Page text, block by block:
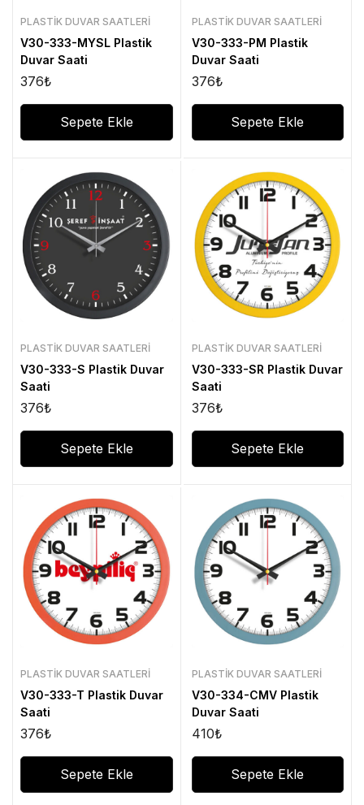
PLASTIK DUVAR SAATLERI
V30-333-MYSL Plastik
Duvar Saati
376₺
Sepete Ekle
PLASTIK DUVAR SAATLERI
V30-333-PM Plastik
Duvar Saati
376₺
Sepete Ekle
PLASTIK DUVAR SAATLERI
V30-333-S Plastik Duvar
Saati
376₺
Sepete Ekle
PLASTIK DUVAR SAATLERI
V30-333-SR Plastik Duvar
Saati
376₺
Sepete Ekle
PLASTIK DUVAR SAATLERI
V30-333-T Plastik Duvar
Saati
376₺
Sepete Ekle
PLASTIK DUVAR SAATLERI
V30-334-CMV Plastik
Duvar Saati
410₺
Sepete Ekle